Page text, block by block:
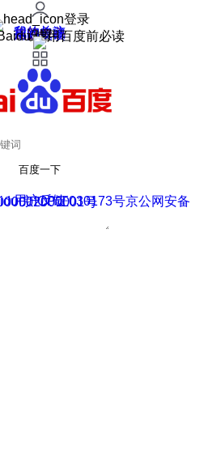
登录
我的关注
我的收藏
皮肤中心
用户反馈
设置
使用百度前必读
百度一下
用户反馈
京ICP证030173号
安备11000002000001号